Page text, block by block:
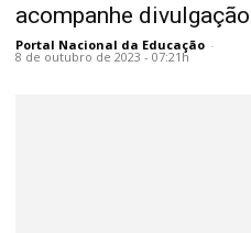
acompanhe
Portal Nacional da Educação -
8 de outubro de 2023 - 07:21h